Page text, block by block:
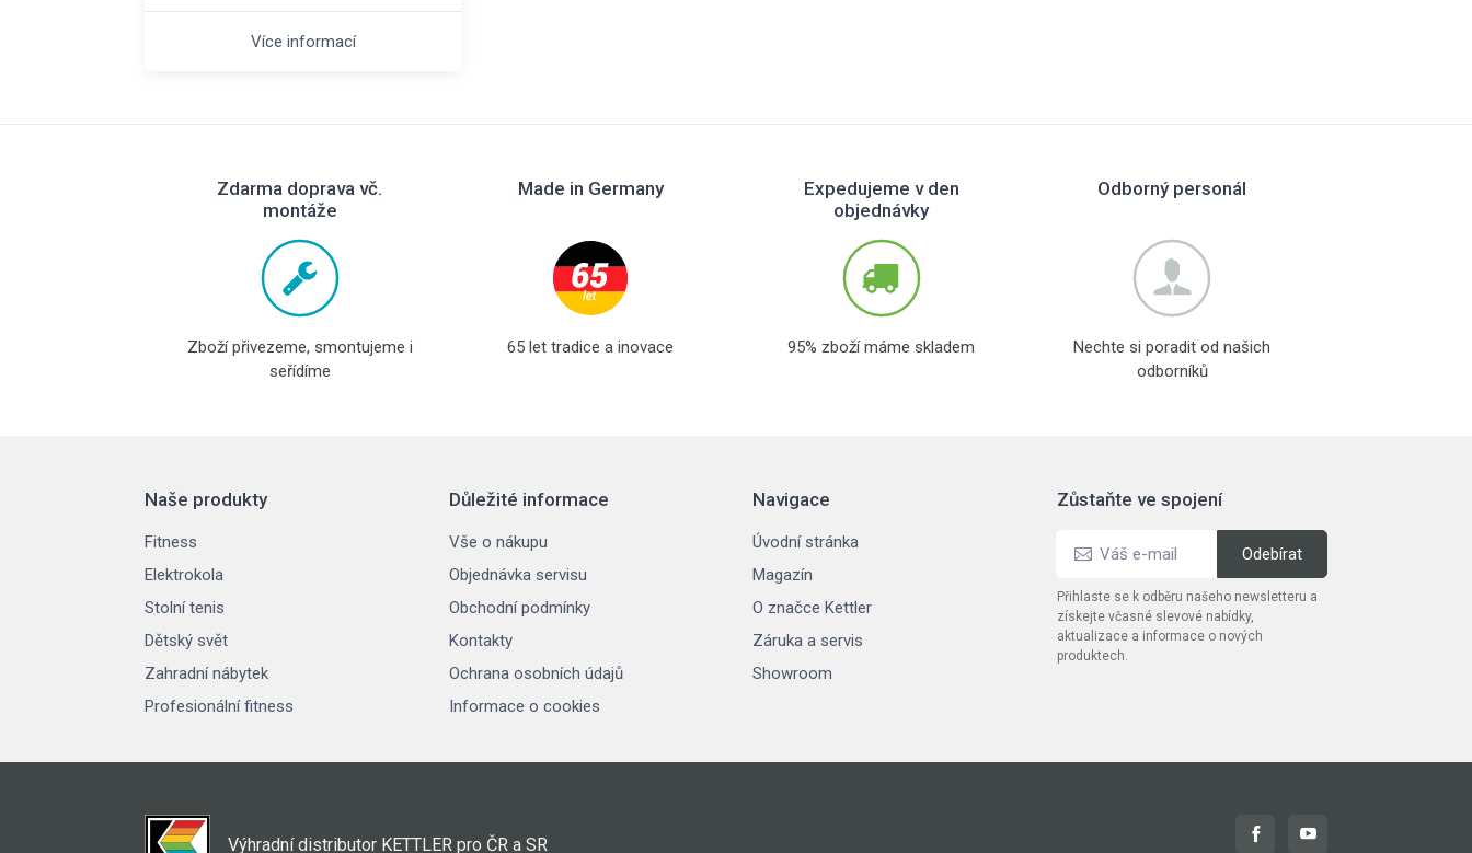
Více informací
Zdarma doprava vč.
montáže
Zboží přivezeme, smontujeme i
seřídíme
Made in Germany
65 let tradice a inovace
Expedujeme v den
objednávky
95% zboží máme skladem
Odborný personál
Nechte si poradit od našich
odborníků
Naše produkty
Fitness
Elektrokola
Stolní tenis
Dětský svět
Zahradní nábytek
Profesionální fitness
Důležité informace
Vše o nákupu
Objednávka servisu
Obchodní podmínky
Kontakty
Ochrana osobních údajů
Informace o cookies
Navigace
Úvodní stránka
Magazín
O značce Kettler
Záruka a servis
Showroom
Zůstaňte ve spojení
Přihlaste se k odběru našeho newsletteru a
získejte včasné slevové nabídky,
aktualizace a informace o nových
produktech.
Výhradní distributor KETTLER pro ČR a SR